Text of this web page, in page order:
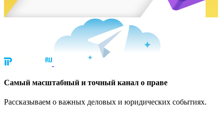
Cамый масштабный и точный канал о праве
Рассказываем о важных деловых и юридических событиях.